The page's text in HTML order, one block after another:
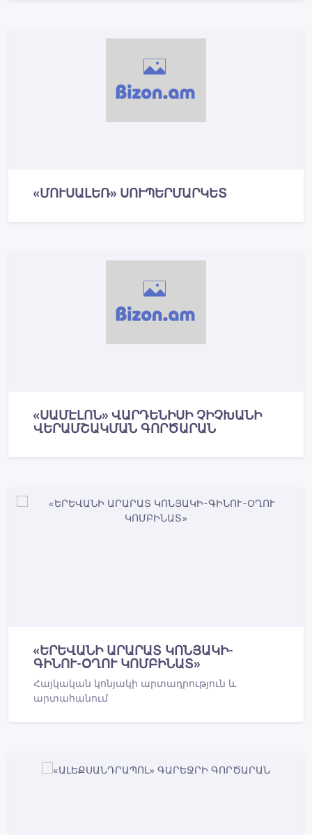
«ՄՈՒՍԱԼԵՌ» ՍՈՒՊԵՐՄԱՐԿԵՏ
«ՍԱՄԷԼՈՆ» ՎԱՐԴԵՆԻՍԻ ՉԻՉԽԱՆԻ
ՎԵՐԱՄՇԱԿՄԱՆ ԳՈՐԾԱՐԱՆ
«ԵՐԵՎԱՆԻ ԱՐԱՐԱՏ ԿՈՆՅԱԿԻ-
ԳԻՆՈՒ-ՕՂՈՒ ԿՈՄԲԻՆԱՏ»
Հայկական կոնյակի արտադրություն և
արտահանում